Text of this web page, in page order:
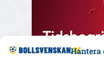
Hantera